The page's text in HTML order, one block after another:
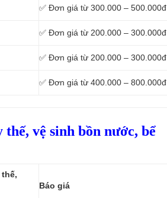
✅ Đơn giá từ 300.000 – 500.000đ
✅ Đơn giá từ 200.000 – 300.000đ
✅ Đơn giá từ 200.000 – 300.000đ
✅ Đơn giá từ 400.000 – 800.000đ
vệ sinh bồn nước, bể
Báo giá